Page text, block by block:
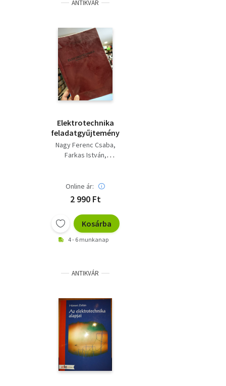
ANTIKVÁR
Elektrotechnika
feladatgyűjtemény
Nagy Ferenc Csaba
Farkas István
Online ár:
2 990 Ft
Kosárba
4 - 6 munkanap
ANTIKVÁR